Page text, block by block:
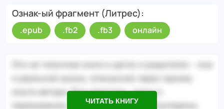
Ознак-ый фрагмент (Литрес)
.epub .fb2 .fb3 онлайн
ЧИТАТЬ КНИГУ